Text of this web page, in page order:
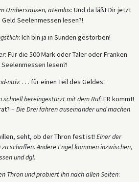
Umhersausen, atemlos: Und da läßt Dir jetzt
Seelenmessen lesen?!
: Ich bin ja in Sünden gestorben!
: Für die 500 Mark oder Taler oder Franken
lesen?!
naiv: . . . für einen Teil des Geldes.
schnell hereingestürzt mit dem Ruf: ER kommt!
–Die Drei fahren auseinander und machen
seht, ob der Thron fest ist! Einer der
schaffen. Andere Engel kommen inzwischen,
und dgl.
Thron und probiert ihn nach allen Seiten: